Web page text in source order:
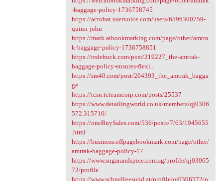
-baggage-policy-1736758745
https://acrobat.uservoice.com/users/6596300759-
quinn-john
https://mark.atbookmarking.com/page/other/amtra
k-baggage-policy-1736758851
https://redebuck.com/post/219227_the-amtrak-
baggage-policy-ensures-flexi...
https://sm40.com/post/204393_the_amtrak_bagga
ge
https://tcsn.tcteamcorp.com/posts/25537
https://www.detailingworld.co.uk/members/qj0306
572.315716/
https://oneBuySales.com/536/posts/7/63/1945655
.html
https://business.offpagebookmark.com/page/other/
amtrak-baggage-policy-17...
https://www.sugarandspice.com.sg/profile/qj03065
72/profile
https://www.schnellgesund.at/profile/qj0306572/p